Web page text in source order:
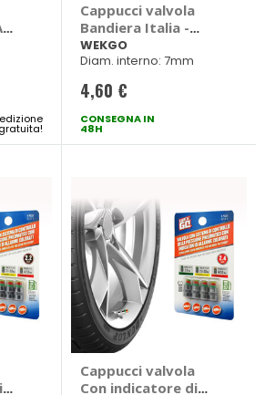
gratuita!
Cappucci valvola
Bandiera Italia -
WEKGO
WEKGO
Diam. interno: 7mm
4,60 €
CONSEGNA IN
48H
Cappucci valvola
Con indicatore di